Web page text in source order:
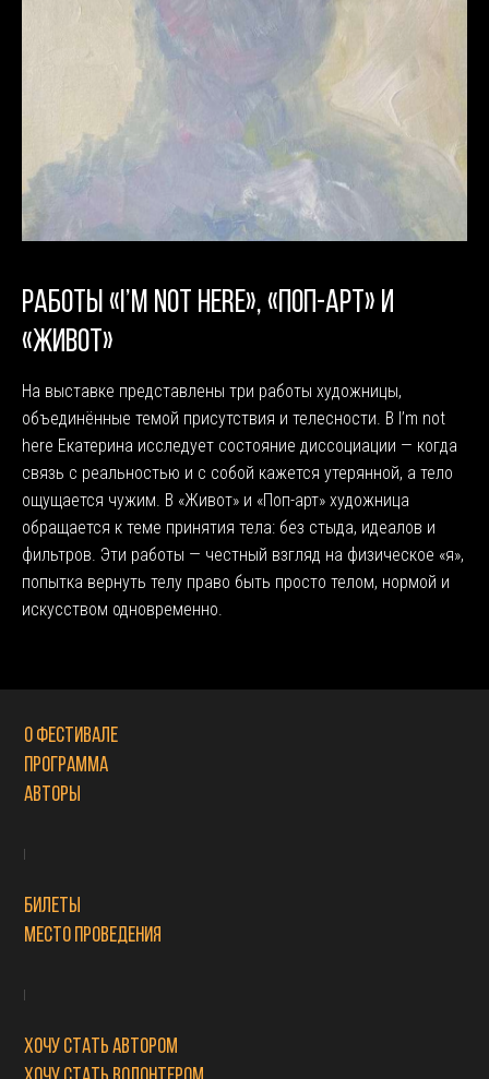
РАБОТЫ «I’M NOT HERE», «ПОП-АРТ» И
«ЖИВОТ»
На выставке представлены три работы художницы,
объединённые темой присутствия и телесности. В I’m not
here Екатерина исследует состояние диссоциации — когда
связь с реальностью и с собой кажется утерянной, а тело
ощущается чужим. В «Живот» и «Поп-арт» художница
обращается к теме принятия тела: без стыда, идеалов и
фильтров. Эти работы — честный взгляд на физическое «я»,
попытка вернуть телу право быть просто телом, нормой и
искусством одновременно.
О фестивале
Программа
Авторы
Билеты
Место проведения
Хочу стать автором